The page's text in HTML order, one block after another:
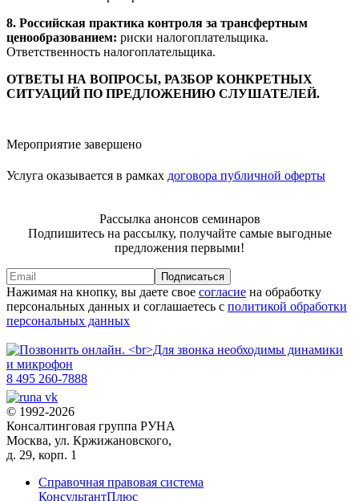
8. Российская практика контроля за трансфертным
ценообразованием: риски налогоплательщика.
Ответственность налогоплательщика.
ОТВЕТЫ НА ВОПРОСЫ, РАЗБОР КОНКРЕТНЫХ
СИТУАЦИЙ ПО ПРЕДЛОЖЕНИЮ СЛУШАТЕЛЕЙ.
Мероприятие завершено
Услуга оказывается в рамках договора публичной оферты
Рассылка анонсов семинаров
Подпишитесь на рассылку, получайте самые выгодные
предложения первыми!
Подписаться
Нажимая на кнопку, вы даете свое согласие на обработку
персональных данных и соглашаетесь с политикой обработки
персональных данных
8 495 260-7888
© 1992-2026
Консалтинговая группа РУНА
Москва, ул. Кржижановского,
д. 29, корп. 1
Справочная правовая система
КонсультантПлюс